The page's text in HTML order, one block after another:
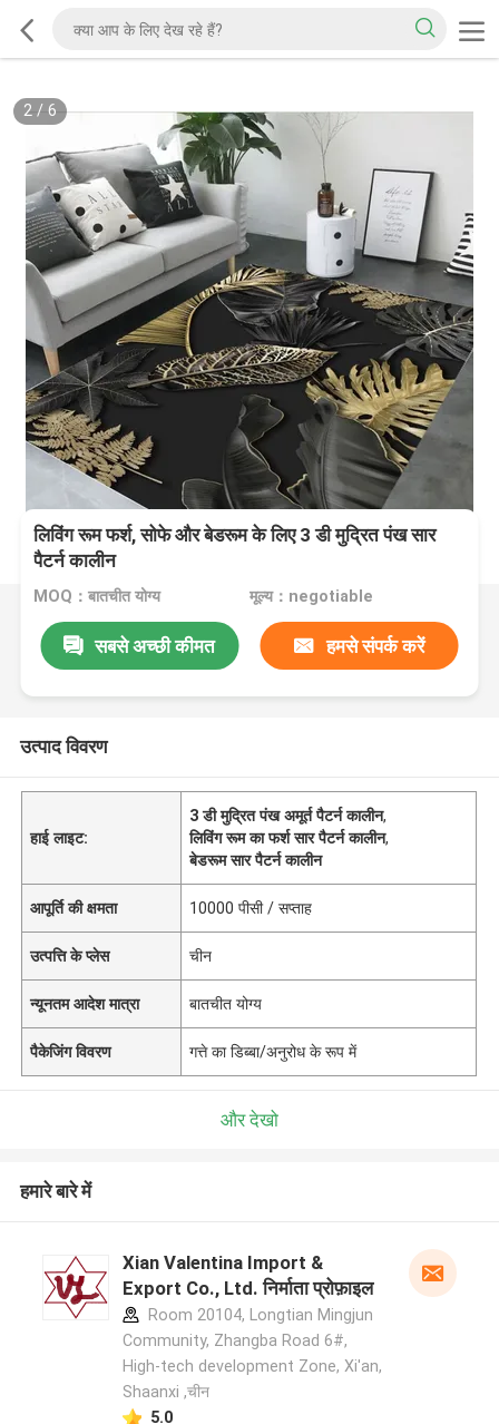
2/ 6
लिविंग रूम फर्श, सोफे और बेडरूम के लिए 3 डी मुद्रित पंख सार
पैटर्न कालीन
MOQ：बातचीत योग्य मूल्य：negotiable
सबसे अच्छी कीमत हमसे संपर्क करें
उत्पाद विवरण
हाई लाइट:
3 डी मुद्रित पंख अमूर्त पैटर्न कालीन,
लिविंग रूम का फर्श सार पैटर्न कालीन,
बेडरूम सार पैटर्न कालीन
आपूर्ति की क्षमता 10000 पीसी / सप्ताह
उत्पत्ति के प्लेस चीन
न्यूनतम आदेश मात्रा बातचीत योग्य
पैकेजिंग विवरण गत्ते का डिब्बा/अनुरोध के रूप में
और देखो
हमारे बारे में
Xian Valentina Import &
Export Co., Ltd. निर्माता प्रोफ़ाइल
Room 20104, Longtian Mingjun
Community, Zhangba Road 6#,
High-tech development Zone, Xi'an,
Shaanxi ,चीन
5.0